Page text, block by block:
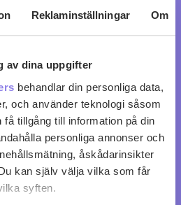
Reklaminställningar Om
av dina uppgifter
behandlar din personliga data,
och använder teknologi såsom
tillgång till information på din
personliga annonser och
åskådarinsikter
kan själv välja vilka som får
syften.